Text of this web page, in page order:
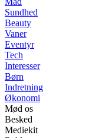
Sundhed
Beauty
Vaner
Eventyr
Tech
Interesser
Børn
Indretning
Økonomi
Mød os
Besked
Mediekit